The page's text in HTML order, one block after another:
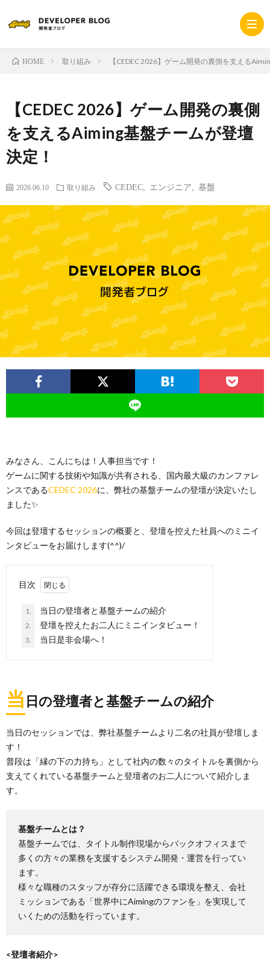
ト
レ
サ
ト
イ
リ
ー
HOME 取り組み 【CEDEC 2026】ゲーム開発の裏側を支える
【CEDEC 2026】ゲーム開発の裏側
を支えるAiming基盤チームが登壇
決定！
2026.06.10 取り組み CEDEC エンジニア 基盤
みなさん、こんにちは！人事担当です！
ゲームに関する技術や知識が共有される、国内最大級のカンファレ
ンスであるCEDEC 2026に、弊社の基盤チームの登壇が決定いたし
ました✨
今回は登壇するセッションの概要と、登壇を控えた社員へのミニイ
ンタビューをお届けします(^^)/
目次
1. 当日の登壇者と基盤チームの紹介
2. 登壇を控えたお二人にミニインタビュー！
3. 当日是非会場へ！
当 日の登壇者と基盤チームの紹介
当日のセッションでは、弊社基盤チームより二名の社員が登壇しま
す！
普段は「縁の下の力持ち」として社内の数々のタイトルを裏側から
支えてくれている基盤チームと登壇者のお二人について紹介しま
す。
基盤チームとは？
基盤チームでは、タイトル制作現場からバックオフィスまで
多くの方々の業務を支援するシステム開発・運営を行ってい
ます。
様々な職種のスタッフが存分に活躍できる環境を整え、会社
ミッションである「世界中にAimingのファンを」を実現して
いくための活動を行っています。
<登壇者紹介>